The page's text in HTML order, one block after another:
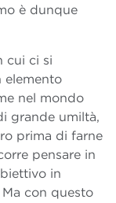
è dunque
cui ci si
elemento
nel mondo
grande umiltà,
prima di farne
pensare in
in
con questo